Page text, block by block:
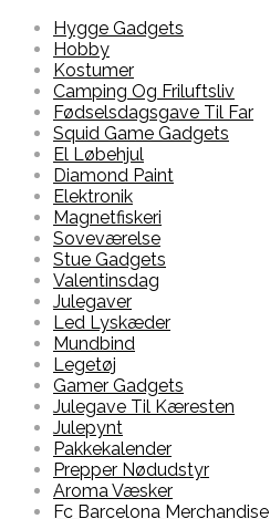
Hygge Gadgets
Hobby
Kostumer
Camping Og Friluftsliv
Fødselsdagsgave Til Far
Squid Game Gadgets
El Løbehjul
Diamond Paint
Elektronik
Magnetfiskeri
Soveværelse
Stue Gadgets
Valentinsdag
Julegaver
Led Lyskæder
Mundbind
Legetøj
Gamer Gadgets
Julegave Til Kæresten
Julepynt
Pakkekalender
Prepper Nødudstyr
Aroma Væsker
Fc Barcelona Merchandise